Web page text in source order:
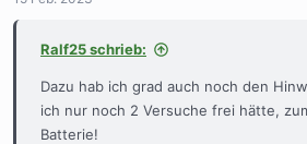
Ralf25 schrieb:
Dazu hab ich grad auch noch den
ich nur noch 2 Versuche frei hätte,
Batterie!